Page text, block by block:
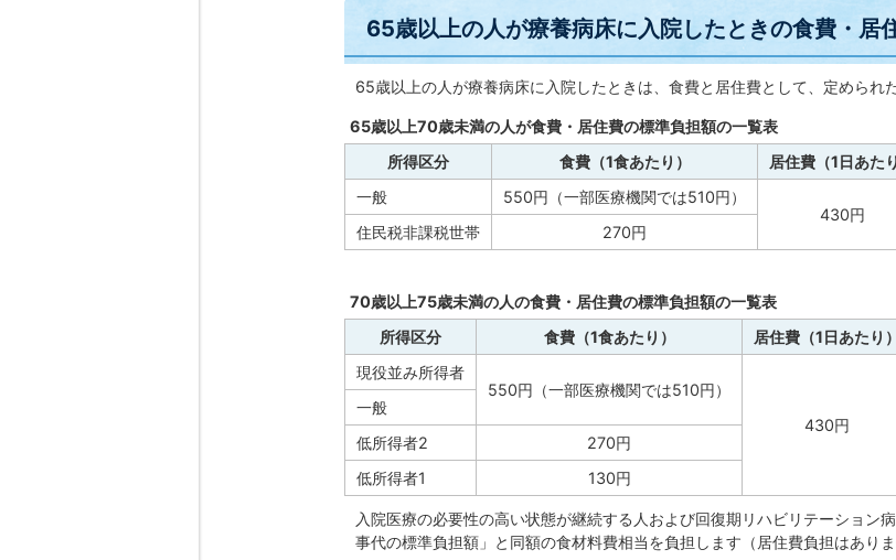
65歳以上の人が療養病床に入院したときの食費・居
65歳以上の人が療養病床に入院したときは、食費と居住費として、定められ
65歳以上70歳未満の人が食費・居住費の標準負担額の一覧表
所得区分
食費（1食あたり）
居住費（1日あたり
一般
550円（一部医療機関では510円）
430円
住民税非課税世帯
270円
70歳以上75歳未満の人の食費・居住費の標準負担額の一覧表
所得区分
食費（1食あたり）
居住費（1日あたり）
現役並み所得者
550円（一部医療機関では510円）
430円
一般
低所得者2
270円
低所得者1
130円
入院医療の必要性の高い状態が継続する人および回復期リハビリテーション
事代の標準負担額」と同額の食材料費相当を負担します（居住費負担はありま